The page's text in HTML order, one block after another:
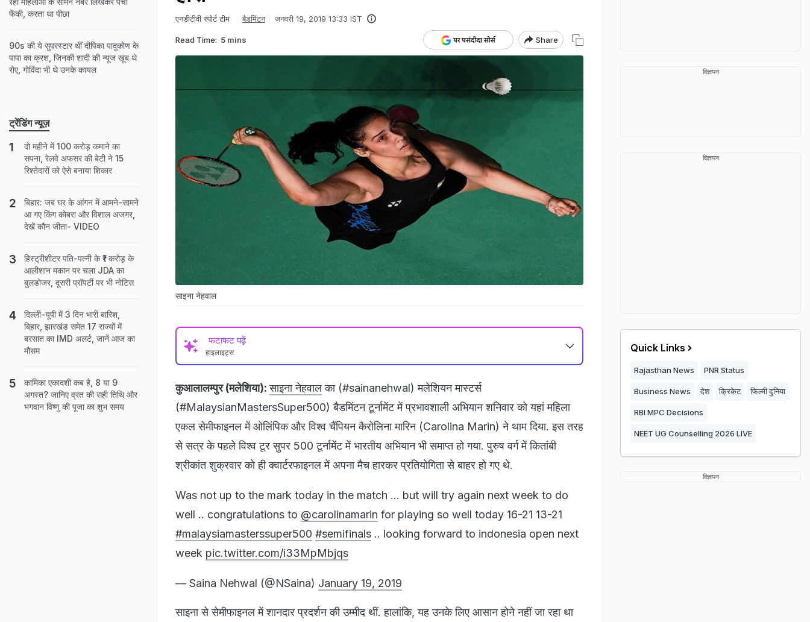
एनडीटीवी स्‍पोर्ट टीम बैडमिंटन जनवरी 19, 2019 13:33 IST
Read Time: 5 mins Share
साइना नेहवाल
फटाफट पढ़ें
हाइलाइट्स
कुआलालम्पुर (मलेशिया): साइना नेहवालका (#sainanehwal) मलेशियन मास्टर्स
(#MalaysianMastersSuper500) बैडमिंटन टूर्नामेंट में प्रभावशाली अभियान शनिवार को यहां महिला
एकल सेमीफाइनल में ओलिंपिक और विश्व चैंपियन कैरोलिना मारिन (Carolina Marin) ने थाम दिया. इस तरह
से सत्र के पहले विश्व टूर सुपर 500 टूर्नामेंट में भारतीय अभियान भी समाप्त हो गया. पुरुष वर्ग में कितांबी
श्रीकांत शुक्रवार को ही क्वार्टरफाइनल में अपना मैच हारकर प्रतियोगिता से बाहर हो गए थे.
Was not up to the mark today in the match ... but will try again next week to do
well .. congratulations to @carolinamarin for playing so well today 16-21 13-21
#malaysiamasterssuper500 #semifinals .. looking forward to indonesia open next
week pic.twitter.com/i33MpMbjqs
— Saina Nehwal (@NSaina) January 19, 2019
साइना से सेमीफाइनल में शानदार प्रदर्शन की उम्मीद थीं. हालांकि, यह उनके लिए आसान होने नहीं जा रहा था
फेंकी, करता था पीछा
90s की ये सुपरस्टार थीं दीपिका पादुकोण के
पापा का क्रश, जिनकी शादी की न्यूज खूब थे
रोए, गोविंदा भी थे उनके कायल
ट्रेंडिंग न्यूज़
दो महीने में 100 करोड़ कमाने का
सपना, रेलवे अफसर की बेटी ने 15
रिश्तेदारों को ऐसे बनाया शिकार
बिहार: जब घर के आंगन में आमने-सामने
आ गए किंग कोबरा और विशाल अजगर,
देखें कौन जीता- VIDEO
हिस्ट्रीशीटर पति-पत्नी के ₹1 करोड़ के
आलीशान मकान पर चला JDA का
बुलडोजर, दूसरी प्रॉपर्टी पर भी नोटिस
दिल्ली-यूपी में 3 दिन भारी बारिश,
बिहार, झारखंड समेत 17 राज्यों में
बरसात का IMD अलर्ट, जानें आज का
मौसम
कामिका एकादशी कब है, 8 या 9
अगस्त? जानिए व्रत की सही तिथि और
भगवान विष्णु की पूजा का शुभ समय
विज्ञापन
विज्ञापन
Quick Links
Rajasthan News PNR Status
Business News देश क्रिकेट फिल्मी दुनिया
RBI MPC Decisions
NEET UG Counselling 2026 LIVE
विज्ञापन